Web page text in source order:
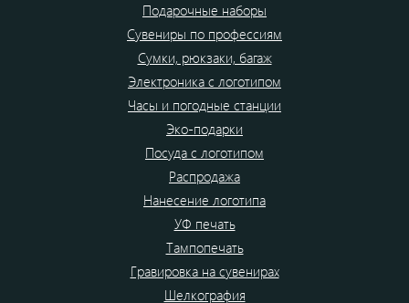
Подарочные наборы
Сувениры по профессиям
Сумки, рюкзаки, багаж
Электроника с логотипом
Часы и погодные станции
Эко-подарки
Посуда с логотипом
Распродажа
Нанесение логотипа
УФ печать
Тампопечать
Гравировка на сувенирах
Шелкография